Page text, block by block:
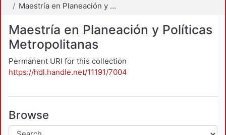
Maestría en Planeación y Políticas Metropolitanas
Maestría en Planeación y Políticas
Metropolitanas
Permanent URI for this collection
https://hdl.handle.net/11191/7004
Browse